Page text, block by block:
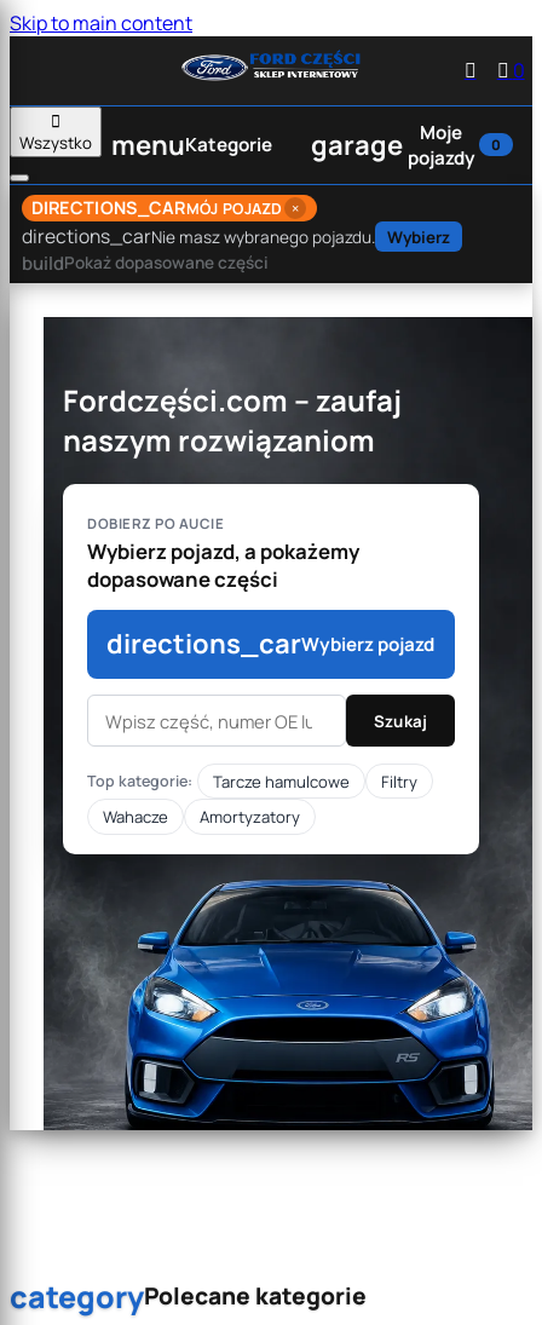
Skip to main content

 0

Wszystko
menuKategorie garage
Moje
pojazdy
0
DIRECTIONS_CARMÓJ POJAZD ×
directions_carNie masz wybranego pojazdu. Wybierz
buildPokaż dopasowane części
Fordczęści.com – zaufaj
naszym rozwiązaniom
DOBIERZ PO AUCIE
Wybierz pojazd, a pokażemy
dopasowane części
directions_carWybierz pojazd
Szukaj
Top kategorie: Tarcze hamulcowe
Filtry
Wahacze
Amortyzatory
Sprzedajemy wyłącznie
części, które spełniły
oczekiwania nasze i
naszych klientów.
categoryPolecane kategorie